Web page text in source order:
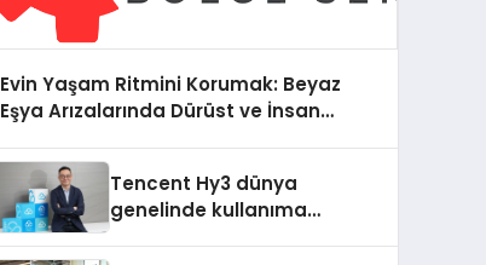
Evin Yaşam Ritmini Korumak: Beyaz
Eşya Arızalarında Dürüst ve İnsan
Tencent Hy3 dünya
genelinde kullanıma